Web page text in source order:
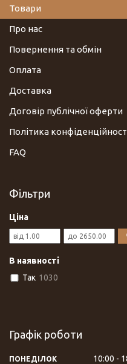
Товари
Про нас
Повернення та обмін
Оплата
Доставка
Договір публічної оферти
Політика
FAQ
Фільтри
Ціна
В наявності
Так 1030
Графік роботи
ПОНЕДІЛОК 10:00